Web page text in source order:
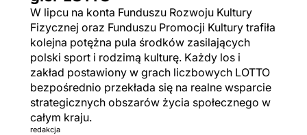
W lipcu na konta Funduszu Rozwoju Kultury
Fizycznej oraz Funduszu Promocji Kultury trafiła
kolejna potężna pula środków zasilających
polski sport i rodzimą kulturę. Każdy los i
zakład postawiony w grach liczbowych LOTTO
bezpośrednio przekłada się na realne wsparcie
strategicznych obszarów życia społecznego w
całym kraju.
redakcja